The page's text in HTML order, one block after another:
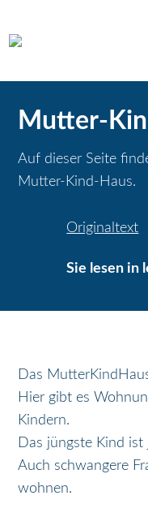
Mutter-
Auf dieser Seite
Mutter-Kind-Haus.
Originaltext
Sie lesen in
Das
Hier gibt es
Kindern.
Das jüngste Kind ist
Auch schwangere
wohnen.